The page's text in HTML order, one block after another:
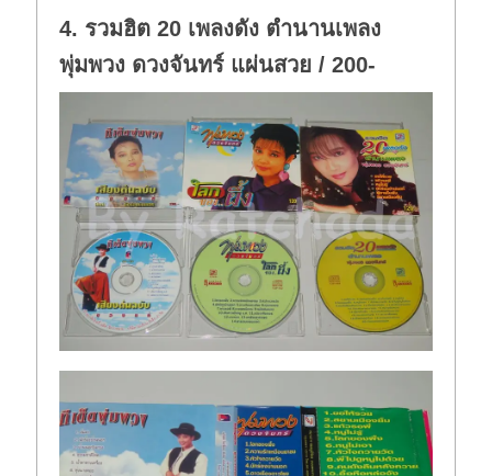
4. รวมฮิต 20 เพลงดัง ตำนานเพลง
พุ่มพวง ดวงจันทร์ แผ่นสวย / 200-